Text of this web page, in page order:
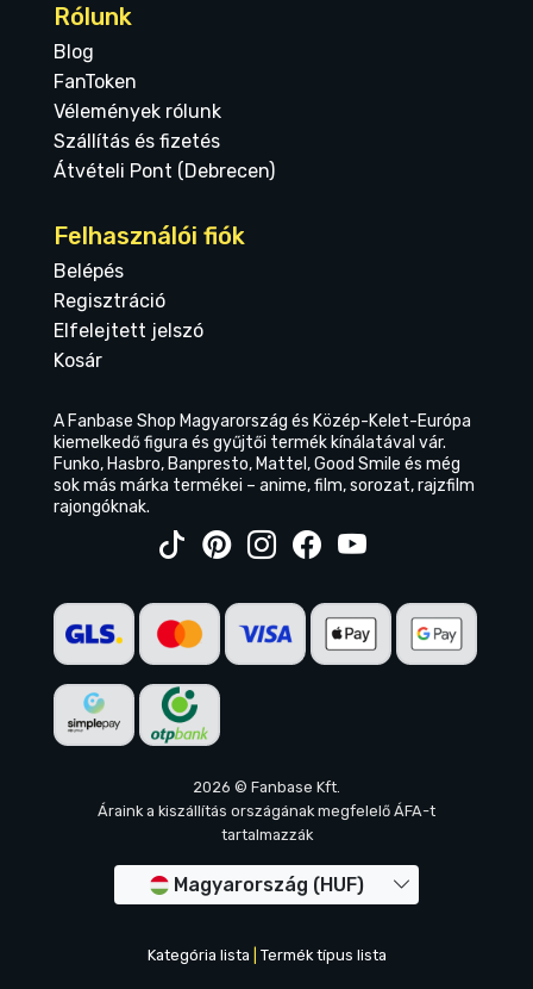
Rólunk
Blog
FanToken
Vélemények rólunk
Szállítás és fizetés
Átvételi Pont (Debrecen)
Felhasználói fiók
Belépés
Regisztráció
Elfelejtett jelszó
Kosár
A Fanbase Shop Magyarország és Közép-Kelet-Európa
kiemelkedő figura és gyűjtői termék kínálatával vár.
Funko, Hasbro, Banpresto, Mattel, Good Smile és még
sok más márka termékei – anime, film, sorozat, rajzfilm
rajongóknak.
2026 © Fanbase Kft.
Áraink a kiszállítás országának megfelelő ÁFA-t
tartalmazzák
Magyarország (HUF)
Kategória lista Termék típus lista